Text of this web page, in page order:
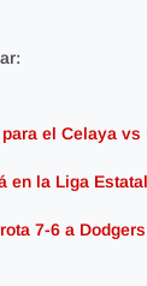
el Celaya vs
en la Liga
7-6 a Dodgers